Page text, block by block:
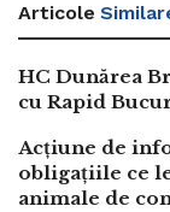
Articole
HC Dunărea
cu Rapid
Acțiune de
obligațiile ce
animale de